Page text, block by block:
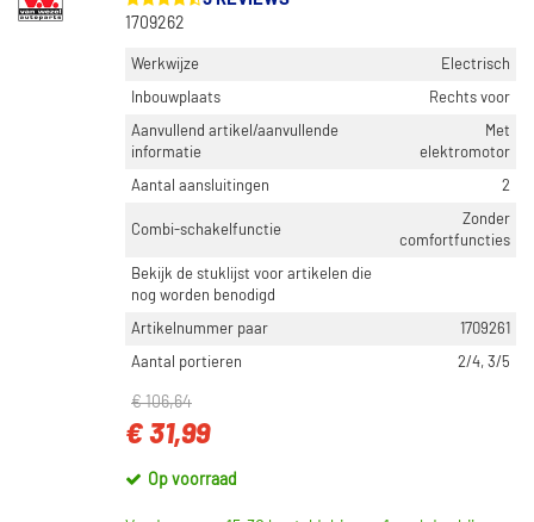
1709262
Werkwijze
Electrisch
Inbouwplaats
Rechts voor
Aanvullend artikel/aanvullende
informatie
Met
elektromotor
Aantal aansluitingen
2
Combi-schakelfunctie
Zonder
comfortfuncties
Bekijk de stuklijst voor artikelen die
nog worden benodigd
Artikelnummer paar
1709261
Aantal portieren
2/4, 3/5
€ 106,64
€ 31,99
Op voorraad